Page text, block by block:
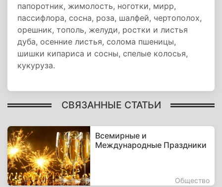
папоротник, жимолость, ноготки, мирр,
пассифлора, сосна, роза, шалфей, чертополох,
орешник, тополь, желуди, ростки и листья
дуба, осенние листья, солома пшеницы,
шишки кипариса и сосны, спелые колосья,
кукуруза.
СВЯЗАННЫЕ СТАТЬИ
Всемирные и
Международные Праздники
Общество